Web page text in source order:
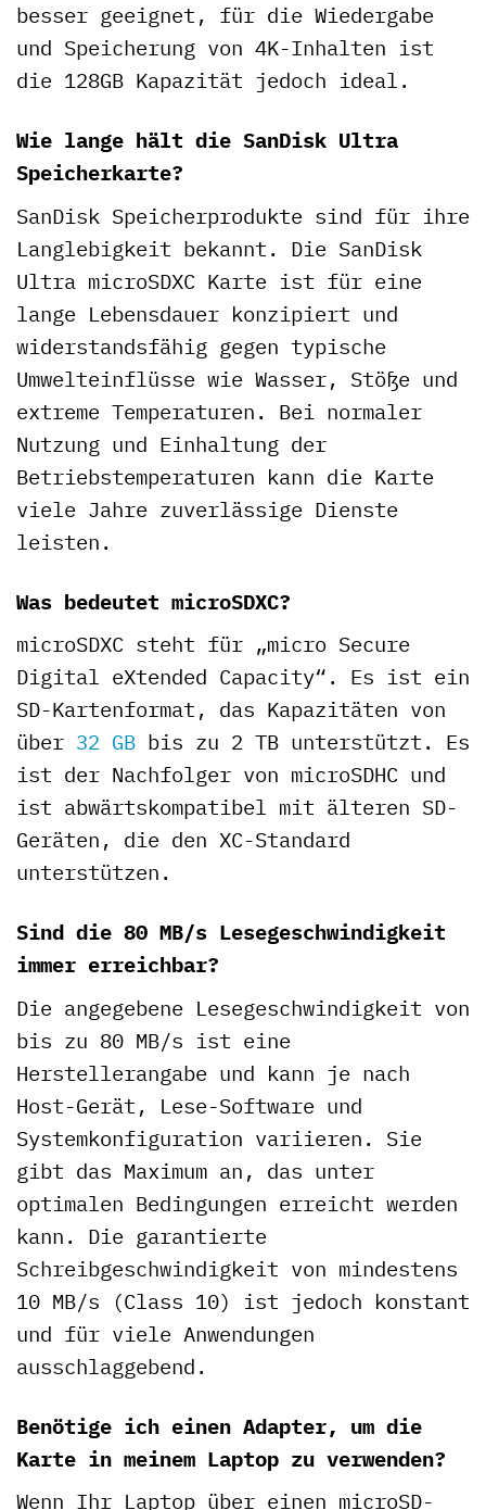
besser geeignet, für die Wiedergabe
und Speicherung von 4K-Inhalten ist
die 128GB Kapazität jedoch ideal.
Wie lange hält die SanDisk Ultra
Speicherkarte?
SanDisk Speicherprodukte sind für ihre
Langlebigkeit bekannt. Die SanDisk
Ultra microSDXC Karte ist für eine
lange Lebensdauer konzipiert und
widerstandsfähig gegen typische
Umwelteinflüsse wie Wasser, Stöße und
extreme Temperaturen. Bei normaler
Nutzung und Einhaltung der
Betriebstemperaturen kann die Karte
viele Jahre zuverlässige Dienste
leisten.
Was bedeutet microSDXC?
microSDXC steht für „micro Secure
Digital eXtended Capacity“. Es ist ein
SD-Kartenformat, das Kapazitäten von
über 32 GB bis zu 2 TB unterstützt. Es
ist der Nachfolger von microSDHC und
ist abwärtskompatibel mit älteren SD-
Geräten, die den XC-Standard
unterstützen.
Sind die 80 MB/s Lesegeschwindigkeit
immer erreichbar?
Die angegebene Lesegeschwindigkeit von
bis zu 80 MB/s ist eine
Herstellerangabe und kann je nach
Host-Gerät, Lese-Software und
Systemkonfiguration variieren. Sie
gibt das Maximum an, das unter
optimalen Bedingungen erreicht werden
kann. Die garantierte
Schreibgeschwindigkeit von mindestens
10 MB/s (Class 10) ist jedoch konstant
und für viele Anwendungen
ausschlaggebend.
Benötige ich einen Adapter, um die
Karte in meinem Laptop zu verwenden?
Wenn Ihr Laptop über einen microSD-